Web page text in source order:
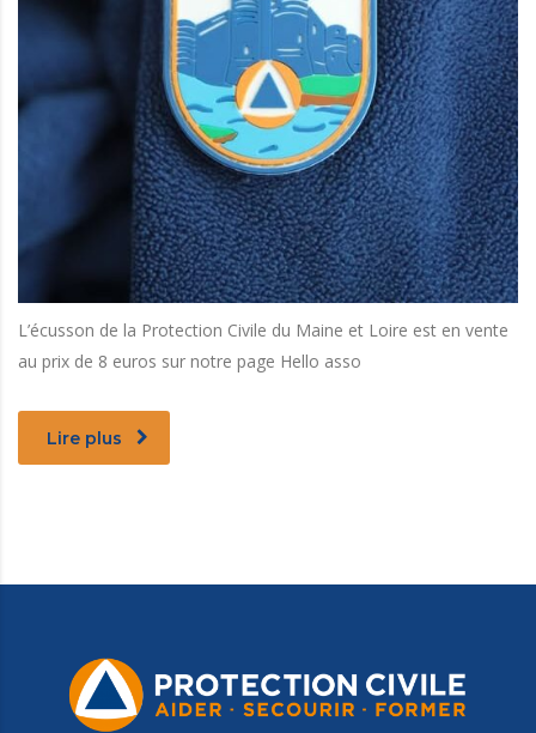
L’écusson de la Protection Civile du Maine et Loire est en vente
au prix de 8 euros sur notre page Hello asso
Lire plus